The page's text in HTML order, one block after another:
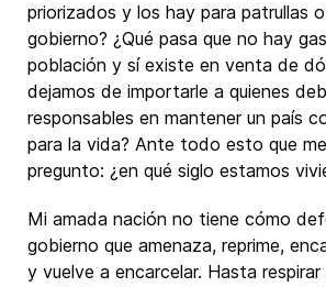
priorizados y los hay para patrullas
gobierno? ¿Qué pasa que no hay
población y sí existe en venta de
dejamos de importarle a quienes
responsables en mantener un país
para la vida? Ante todo esto que
pregunto: ¿en qué siglo estamos
Mi amada nación no tiene cómo
gobierno que amenaza, reprime,
y vuelve a encarcelar. Hasta respirar